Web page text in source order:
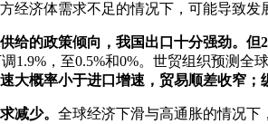
经济体需求不足的情况下，可能导致发
的政策倾向，我国出口十分强劲。
1.9%，至0.5%和0%。世贸组织预测
大概率小于进口增速，贸易顺差收窄
减少。 全球经济下滑与高通胀的情况下